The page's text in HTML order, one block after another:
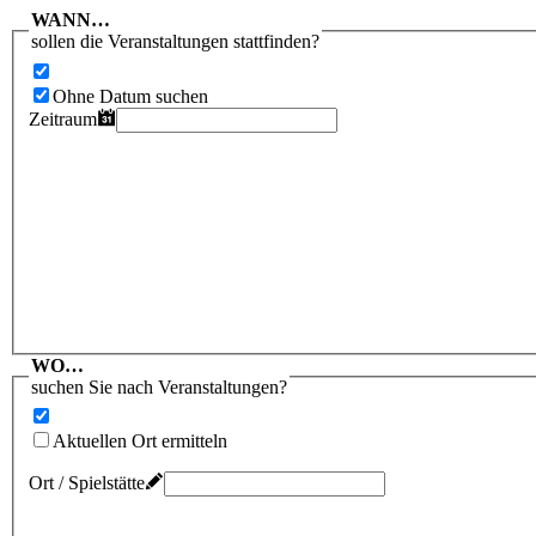
WANN…
sollen die Veranstaltungen stattfinden?
Ohne Datum suchen
Zeitraum
WO…
suchen Sie nach Veranstaltungen?
Aktuellen Ort ermitteln
Ort / Spielstätte